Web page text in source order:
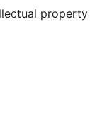
property